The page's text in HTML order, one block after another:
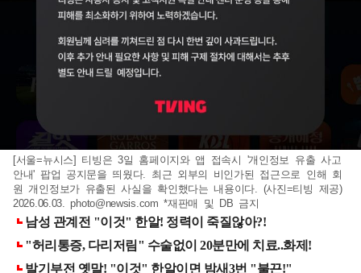
[서울=뉴시스] 티빙은 3일 홈페이지와 앱 접속시 '개인정보 유출 사고
안내' 팝업 공지문을 띄웠다. 최근 외부의 비인가된 접근으로 인해 회
원 개인정보가 유출된 사실을 확인했다는 내용이다. (사진=티빙 제공)
2026.06.03.photo@newsis.com *재판매 및 DB 금지